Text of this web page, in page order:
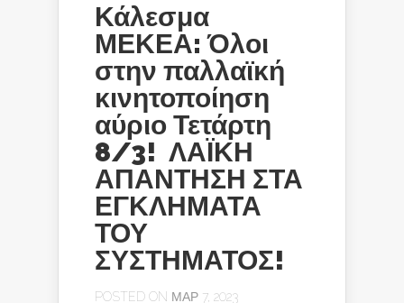
Κάλεσμα
ΜΕΚΕΑ: Όλοι
στην παλλαϊκή
κινητοποίηση
αύριο Τετάρτη
8/3! ΛΑΪΚΗ
ΑΠΑΝΤΗΣΗ ΣΤΑ
ΕΓΚΛΗΜΑΤΑ
ΤΟΥ
ΣΥΣΤΗΜΑΤΟΣ!
POSTED ON ΜΑΡ 7, 2023